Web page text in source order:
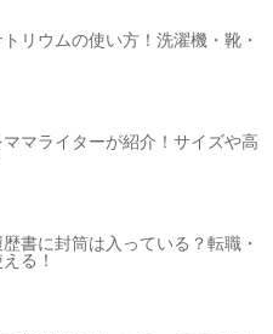
リウムの使い方！洗濯機・靴・
マライターが紹介！サイズや高
書に封筒は入っている？転職・
る！